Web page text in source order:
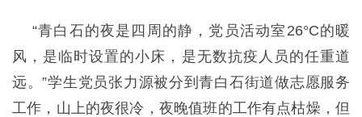
“青白石的夜是四周的静，党员活动室26°C的暖
风，是临时设置的小床，是无数抗疫人员的任重道
远。”学生党员张力源被分到青白石街道做志愿服务
工作，山上的夜很冷，夜晚值班的工作有点枯燥，但